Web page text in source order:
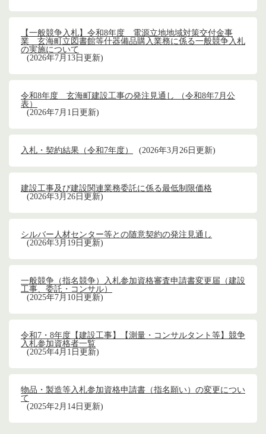
【一般競争入札】令和8年度 電源立地地域対策交付金事
業 玄海町立図書館等什器備品購入業務に係る一般競争入札
の実施について
2026年7月13日更新
令和8年度 玄海町建設工事の発注見通し （令和8年7月公
表）
2026年7月1日更新
入札・契約結果（令和7年度） 2026年3月26日更新
建設工事及び建設関連業務委託に係る最低制限価格
2026年3月26日更新
シルバー人材センター等との随意契約の発注見通し
2026年3月19日更新
一般競争（指名競争）入札参加資格審査申請書変更届（建設
工事、委託・コンサル）
2025年7月10日更新
令和7・8年度【建設工事】【測量・コンサルタント等】競争
入札参加資格者一覧
2025年4月1日更新
物品・製造等入札参加資格申請書（指名願い）の変更につい
て
2025年2月14日更新